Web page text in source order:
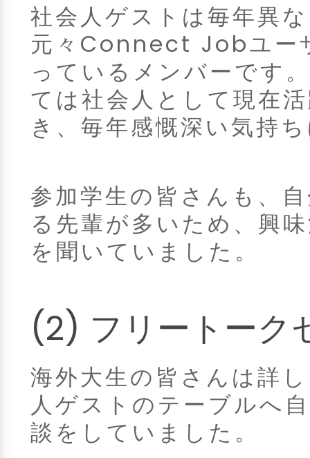
社会人ゲストは毎年異
元々Connect Jobユー
っているメンバーで
ては社会人として現在
き、毎年感慨深い気持
参加学生の皆さんも、
る先輩が多いため、興
を聞いていました。
(2) フリートーク
海外大生の皆さんは詳
人ゲストのテーブルへ
談をしていました。